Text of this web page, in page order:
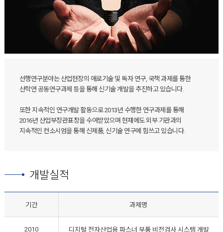
선행연구분야는 산업현장의 애로기술 및 독자 연구, 국책 과제를 통한
산학연 공동연구과제 등을 통해 신기술 개발을 추진하고 있습니다.
또한 지속적인 연구개발 활동으로 2013년 수행한 연구과제를 통해
2016년 산업부장관표창을 수여받았으며 현재에도 외부 기관과의
지속적인 컨소시엄을 통해 신제품, 신기술 연구에 힘쓰고 있습니다.
개발실적
기간 과제명
2010 디지털 전자산업용 파스너 부품 비전검사 시스템 개발